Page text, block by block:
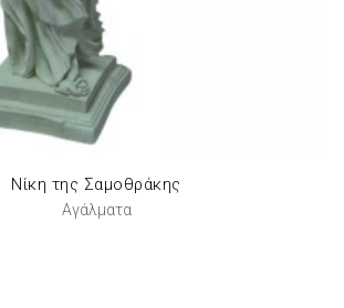
Νίκη της Σαμοθράκης
Αγάλματα